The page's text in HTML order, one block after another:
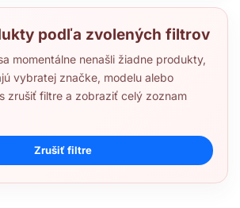
podľa zvolených filtrov
momentálne nenašli žiadne produkty,
vybratej značke, modelu alebo
zrušiť filtre a zobraziť celý zoznam
Zrušiť filtre